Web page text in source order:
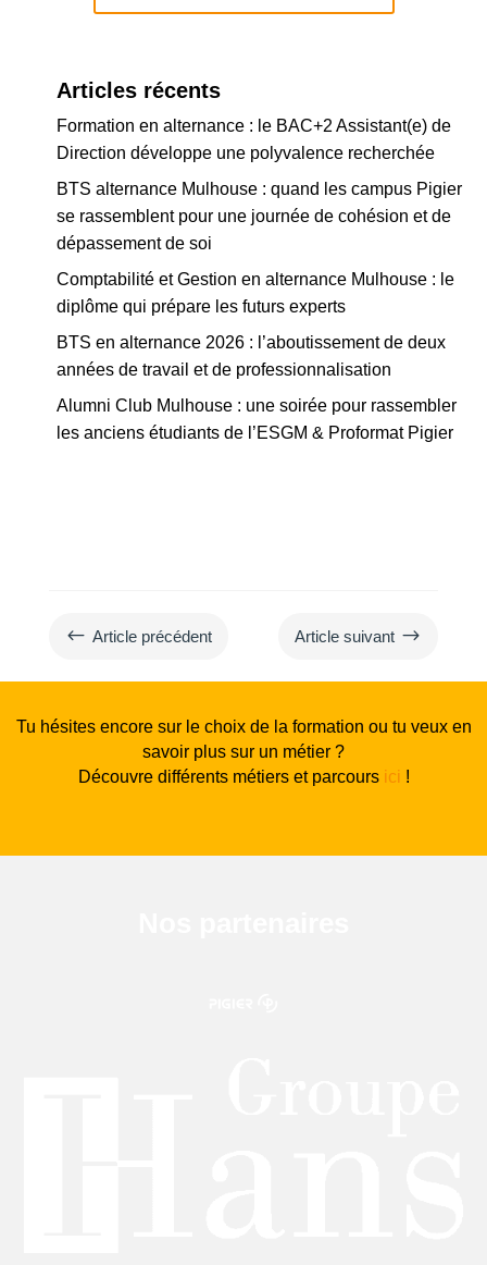
Articles récents
Formation en alternance : le BAC+2 Assistant(e) de
Direction développe une polyvalence recherchée
BTS alternance Mulhouse : quand les campus Pigier
se rassemblent pour une journée de cohésion et de
dépassement de soi
Comptabilité et Gestion en alternance Mulhouse : le
diplôme qui prépare les futurs experts
BTS en alternance 2026 : l’aboutissement de deux
années de travail et de professionnalisation
Alumni Club Mulhouse : une soirée pour rassembler
les anciens étudiants de l’ESGM & Proformat Pigier
# Article précédent Article suivant $
Tu hésites encore sur le choix de la formation ou tu veux en
savoir plus sur un métier ?
Découvre différents métiers et parcours ici !